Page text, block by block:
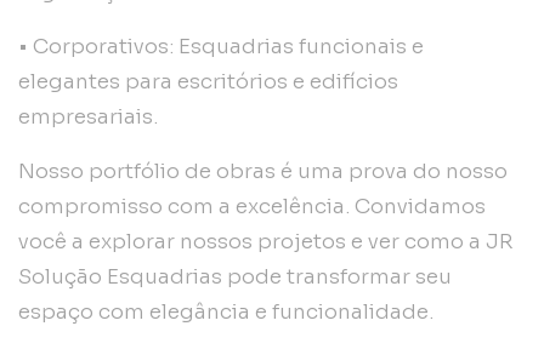
• Corporativos: Esquadrias funcionais e
elegantes para escritórios e edifícios
empresariais.
Nosso portfólio de obras é uma prova do nosso
compromisso com a excelência. Convidamos
você a explorar nossos projetos e ver como a JR
Solução Esquadrias pode transformar seu
espaço com elegância e funcionalidade.